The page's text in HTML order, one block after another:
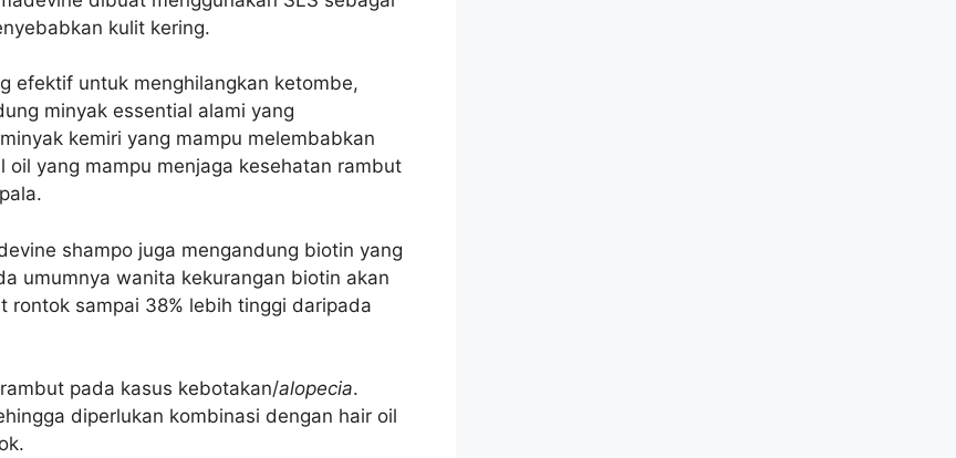
kulit kering.
efektif untuk menghilangkan ketombe,
minyak essential alami yang
kemiri yang mampu melembabkan
yang mampu menjaga kesehatan rambut
shampo juga mengandung biotin yang
umumnya wanita kekurangan biotin akan
rontok sampai 38% lebih tinggi daripada
pada kasus kebotakan/alopecia.
diperlukan kombinasi dengan hair oil